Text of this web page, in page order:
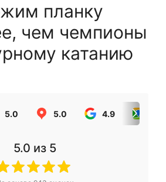
планку
чем чемпионы
катанию
5.0 5.0 4.9
5.0 из 5